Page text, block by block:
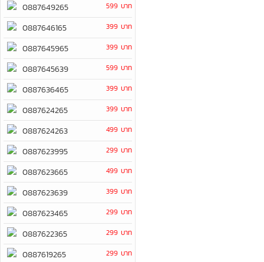
0887649265 599 บาท
0887646165 399 บาท
0887645965 399 บาท
0887645639 599 บาท
0887636465 399 บาท
0887624265 399 บาท
0887624263 499 บาท
0887623995 299 บาท
0887623665 499 บาท
0887623639 399 บาท
0887623465 299 บาท
0887622365 299 บาท
0887619265 299 บาท